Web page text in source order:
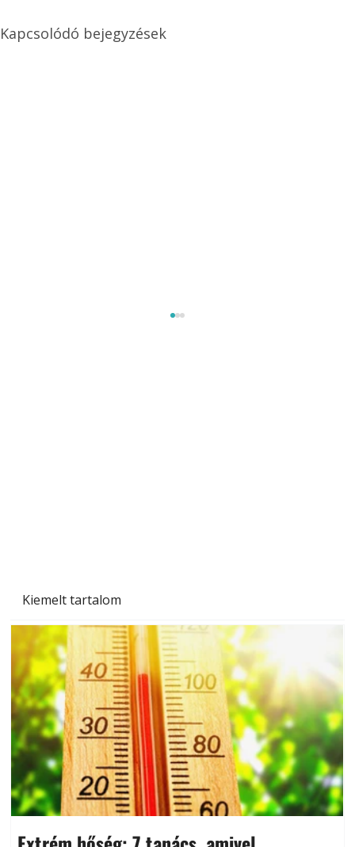
Kiemelt tartalom
Kapcsolódó bejegyzések